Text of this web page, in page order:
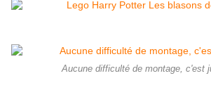
Aucune difficulté de montage, c'est